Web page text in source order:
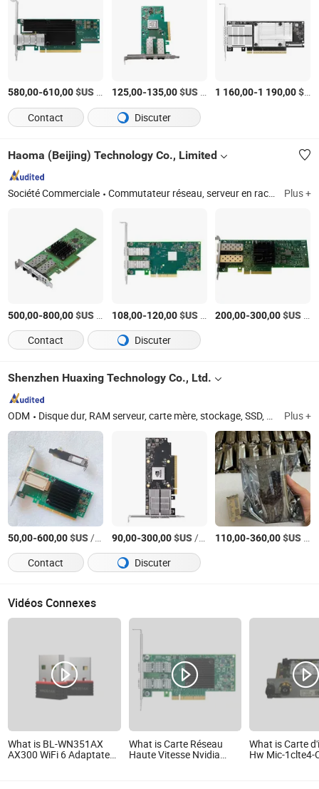
580,00-610,00$US 125,00-135,00$US/Pièce 1 160,00-1 190,00$US
Contact
Discuter
Haoma (Beijing) Technology Co., Limited
Société Commerciale Commutateur réseau, serveur en rack, stockage réseau, pare-feu et VPN, routeur sans fil, point d'accès sans fil Plus +
500,00-800,00$US 108,00-120,00$US/Pièce 200,00-300,00$US
Contact
Discuter
Shenzhen Huaxing Technology Co., Ltd.
ODM Disque dur, RAM serveur, carte mère, stockage, SSD, boîtier d'ordinateur, commutateur réseau, carte de jeu, PC de jeu Plus +
50,00-600,00$US/Pièce 90,00-300,00$US/Pièce 110,00-360,00$US
Contact
Discuter
Vidéos Connexes
What is BL-WN351AX
AX300 WiFi 6 Adaptateur
What is Carte Réseau
Haute Vitesse Nvidia
What is Carte
Hw Mic-1clte4-